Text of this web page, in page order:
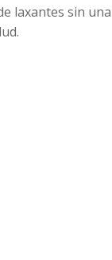
laxantes sin